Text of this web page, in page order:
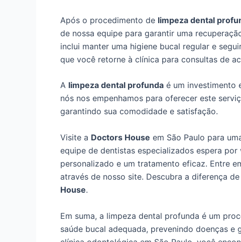
Após o procedimento de limpeza dental
de nossa equipe para garantir uma
inclui manter uma higiene bucal regular e
que você retorne à clínica para consultas de
A limpeza dental profunda é um investimento
nós nos empenhamos para oferecer este
garantindo sua comodidade e satisfação.
Visite a Doctors House em São Paulo para
equipe de dentistas especializados espera
personalizado e um tratamento eficaz. Entre
através de nosso site. Descubra a diferença
House.
Em suma, a limpeza dental profunda é um
saúde bucal adequada, prevenindo doenças